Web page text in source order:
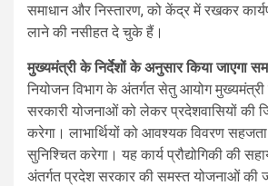
समाधान और निस्तारण, को केंद्र में रखकर
लाने की नसीहत दे चुके हैं।
मुख्यमंत्री के निर्देशों के अनुसार किया जाएगा
नियोजन विभाग के अंतर्गत सेतु आयोग
सरकारी योजनाओं को लेकर प्रदेशवासियों की
करेगा। लाभार्थियों को आवश्यक विवरण
सुनिश्चित करेगा। यह कार्य प्रौद्योगिकी की
अंतर्गत प्रदेश सरकार की समस्त योजनाओं की